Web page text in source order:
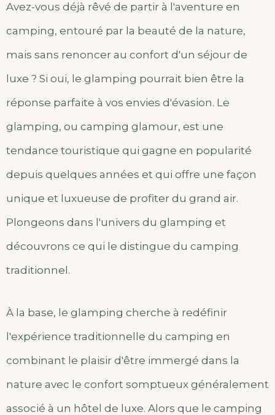
Avez-vous déjà rêvé de partir à l'aventure en
camping, entouré par la beauté de la nature,
mais sans renoncer au confort d'un séjour de
luxe ? Si oui, le glamping pourrait bien être la
réponse parfaite à vos envies d'évasion. Le
glamping, ou camping glamour, est une
tendance touristique qui gagne en popularité
depuis quelques années et qui offre une façon
unique et luxueuse de profiter du grand air.
Plongeons dans l'univers du glamping et
découvrons ce qui le distingue du camping
traditionnel.
À la base, le glamping cherche à redéfinir
l'expérience traditionnelle du camping en
combinant le plaisir d'être immergé dans la
nature avec le confort somptueux généralement
associé à un hôtel de luxe. Alors que le camping